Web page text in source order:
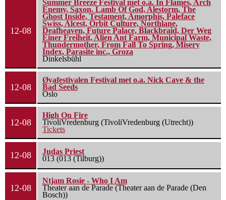
12-08
Summer Breeze Festival met o.a. In Flames, Arch
Enemy, Saxon, Lamb Of God, Alestorm, The
Ghost Inside, Testament, Amorphis, Paleface
Swiss, Alcest, Orbit Culture, Northlane,
Deafheaven, Future Palace, Blackbraid, Der Weg
Einer Freiheit, Alien Ant Farm, Municipal Waste,
Thundermother, From Fall To Spring, Misery
Index, Parasite inc., Groza
Dinkelsbühl
12-08
Øyafestivalen Festival met o.a. Nick Cave & the
Bad Seeds
Oslo
12-08
High On Fire
TivoliVredenburg (TivoliVredenburg (Utrecht))
Tickets
12-08
Judas Priest
013 (013 (Tilburg))
12-08
Ntjam Rosie - Who I Am
Theater aan de Parade (Theater aan de Parade (Den
Bosch))